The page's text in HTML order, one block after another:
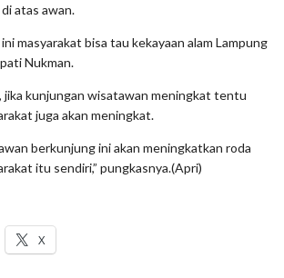
atas awan.
masyarakat bisa tau kekayaan alam Lampung
Nukman.
jika kunjungan wisatawan meningkat tentu
juga akan meningkat.
berkunjung ini akan meningkatkan roda
itu sendiri,” pungkasnya.(Apri)
X